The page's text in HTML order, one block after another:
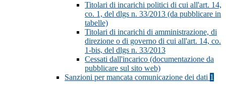
Titolari di incarichi politici di cui all'art. 14,
co. 1, del dlgs n. 33/2013 (da pubblicare in
tabelle)
Titolari di incarichi di amministrazione, di
direzione o di governo di cui all'art. 14, co.
1-bis, del dlgs n. 33/2013
Cessati dall'incarico (documentazione da
pubblicare sul sito web)
Sanzioni per mancata comunicazione dei dati 1